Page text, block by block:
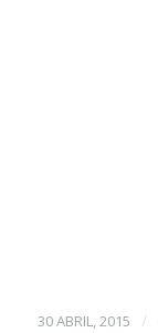
30 ABRIL, 2015 /